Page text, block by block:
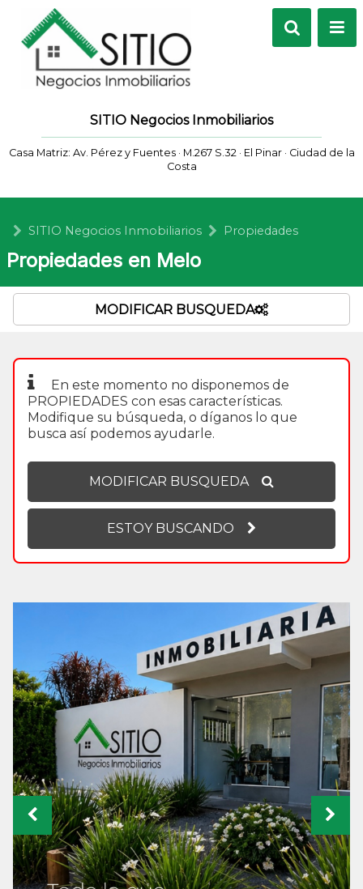
SITIO Negocios Inmobiliarios
Casa Matriz: Av. Pérez y Fuentes · M.267 S.32 · El Pinar · Ciudad de la
Costa
SITIO Negocios Inmobiliarios Propiedades
Propiedades en Melo
MODIFICAR BUSQUEDA
En este momento no disponemos de
PROPIEDADES con esas características.
Modifique su búsqueda, o díganos lo que
busca así podemos ayudarle.
MODIFICAR BUSQUEDA
ESTOY BUSCANDO